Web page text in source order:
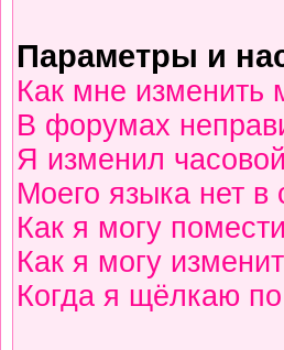
Параметры и
Как мне изменить
В форумах
Я изменил
Моего языка нет в
Как я могу
Как я могу
Когда я щёлкаю